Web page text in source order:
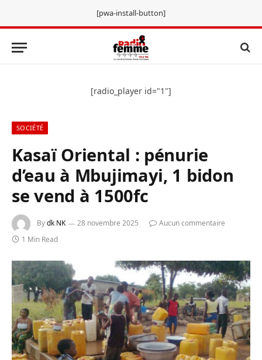
[pwa-install-button]
[radio_player id="1"]
SOCIÉTÉ
Kasaï Oriental : pénurie
d’eau à Mbujimayi, 1 bidon
se vend à 1500fc
Bydk NK 28 novembre 2025
Aucun commentaire
1 Min Read